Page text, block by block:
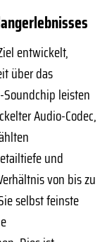
entwickelt,
über das
leisten
Audio-Codec,
und
von bis zu
selbst feinste